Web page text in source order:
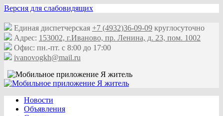
Версия для слабовидящих
Единая диспетчерская +7 (4932)36-09-09 круглосуточно
Адрес: 153002, г.Иваново, пр. Ленина, д. 23, пом. 1002
Офис: пн.-пт. с 8:00 до 17:00
ivanovogkh@mail.ru
Новости
Объявления